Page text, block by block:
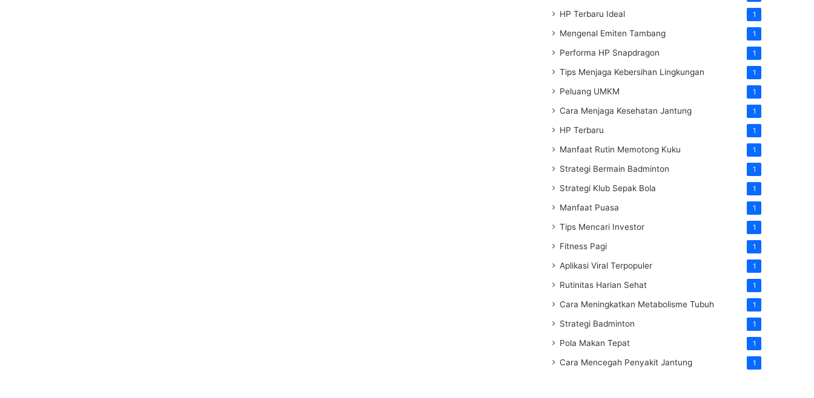
HP Terbaru Ideal 1
Mengenal Emiten Tambang 1
Performa HP Snapdragon 1
Tips Menjaga Kebersihan Lingkungan 1
Peluang UMKM 1
Cara Menjaga Kesehatan Jantung 1
HP Terbaru 1
Manfaat Rutin Memotong Kuku 1
Strategi Bermain Badminton 1
Strategi Klub Sepak Bola 1
Manfaat Puasa 1
Tips Mencari Investor 1
Fitness Pagi 1
Aplikasi Viral Terpopuler 1
Rutinitas Harian Sehat 1
Cara Meningkatkan Metabolisme Tubuh 1
Strategi Badminton 1
Pola Makan Tepat 1
Cara Mencegah Penyakit Jantung 1